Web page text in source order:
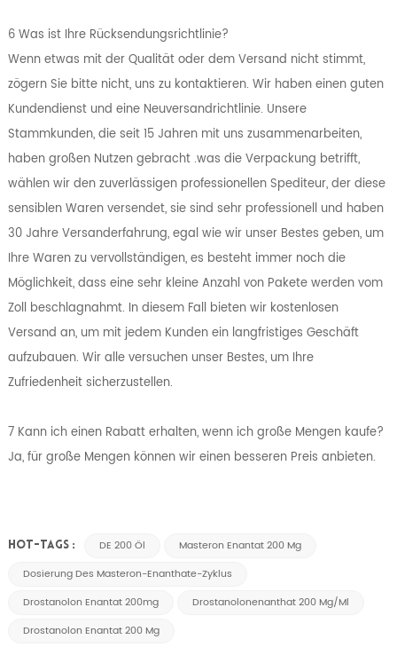
6 Was ist Ihre Rücksendungsrichtlinie?
Wenn etwas mit der Qualität oder dem Versand nicht stimmt,
zögern Sie bitte nicht, uns zu kontaktieren. Wir haben einen guten
Kundendienst und eine Neuversandrichtlinie. Unsere
Stammkunden, die seit 15 Jahren mit uns zusammenarbeiten,
haben großen Nutzen gebracht .was die Verpackung betrifft,
wählen wir den zuverlässigen professionellen Spediteur, der diese
sensiblen Waren versendet, sie sind sehr professionell und haben
30 Jahre Versanderfahrung, egal wie wir unser Bestes geben, um
Ihre Waren zu vervollständigen, es besteht immer noch die
Möglichkeit, dass eine sehr kleine Anzahl von Pakete werden vom
Zoll beschlagnahmt. In diesem Fall bieten wir kostenlosen
Versand an, um mit jedem Kunden ein langfristiges Geschäft
aufzubauen. Wir alle versuchen unser Bestes, um Ihre
Zufriedenheit sicherzustellen.
7 Kann ich einen Rabatt erhalten, wenn ich große Mengen kaufe?
Ja, für große Mengen können wir einen besseren Preis anbieten.
HOT-TAGS : DE 200 Öl
Masteron Enantat 200 Mg
Dosierung Des Masteron-Enanthate-Zyklus
Drostanolon Enantat 200mg
Drostanolonenanthat 200 Mg/ml
Drostanolon Enantat 200 Mg